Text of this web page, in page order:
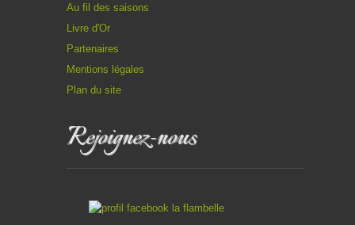
Au fil des saisons
Livre d'Or
Partenaires
Mentions légales
Plan du site
Rejoignez-nous